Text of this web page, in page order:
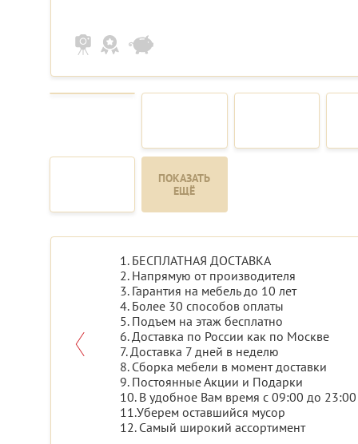
ПОКАЗАТЬ
ЕЩЁ
1. БЕСПЛАТНАЯ ДОСТАВКА
2. Напрямую от производителя
3. Гарантия на мебель до 10 лет
4. Более 30 способов оплаты
5. Подъем на этаж бесплатно
6. Доставка по России как по Москве
7. Доставка 7 дней в неделю
8. Сборка мебели в момент доставки
9. Постоянные Акции и Подарки
10. В удобное Вам время с 09:00 до 23:00
11.Уберем оставшийся мусор
12. Самый широкий ассортимент